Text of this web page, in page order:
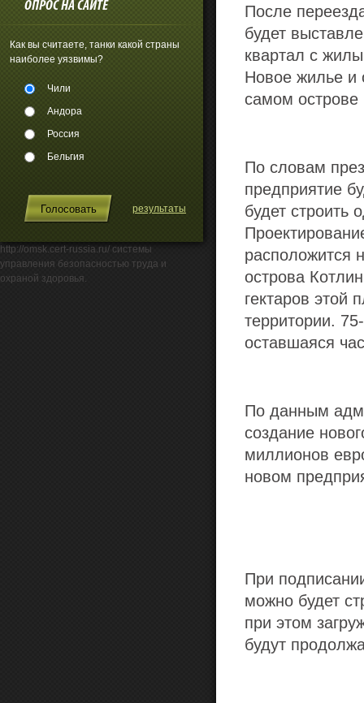
ОПРОС НА САЙТЕ
Как вы считаете, танки какой страны
наиболее уязвимы?
Чили
Андора
Россия
Бельгия
результаты
http://omsk.cert-russia.ru/ системы
управления безопасностью труда и
охраной здоровья.
После
будет
квартал с
Новое жилье и
самом острове
По словам
предприятие
будет строить
расположится
острова
гектаров этой
территории.
оставшаяся
По данным
создание
миллионов
новом
При
можно будет
при этом
будут